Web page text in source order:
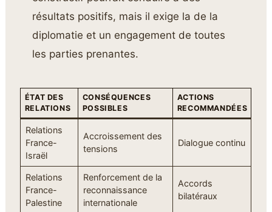
résultats positifs, mais il exige la de la
diplomatie et un engagement de toutes
les parties prenantes.
ÉTAT DES
RELATIONS
CONSÉQUENCES
POSSIBLES
ACTIONS
RECOMMANDÉES
Relations
France-
Israël
Accroissement des
tensions
Dialogue continu
Relations
France-
Palestine
Renforcement de la
reconnaissance
internationale
Accords
bilatéraux